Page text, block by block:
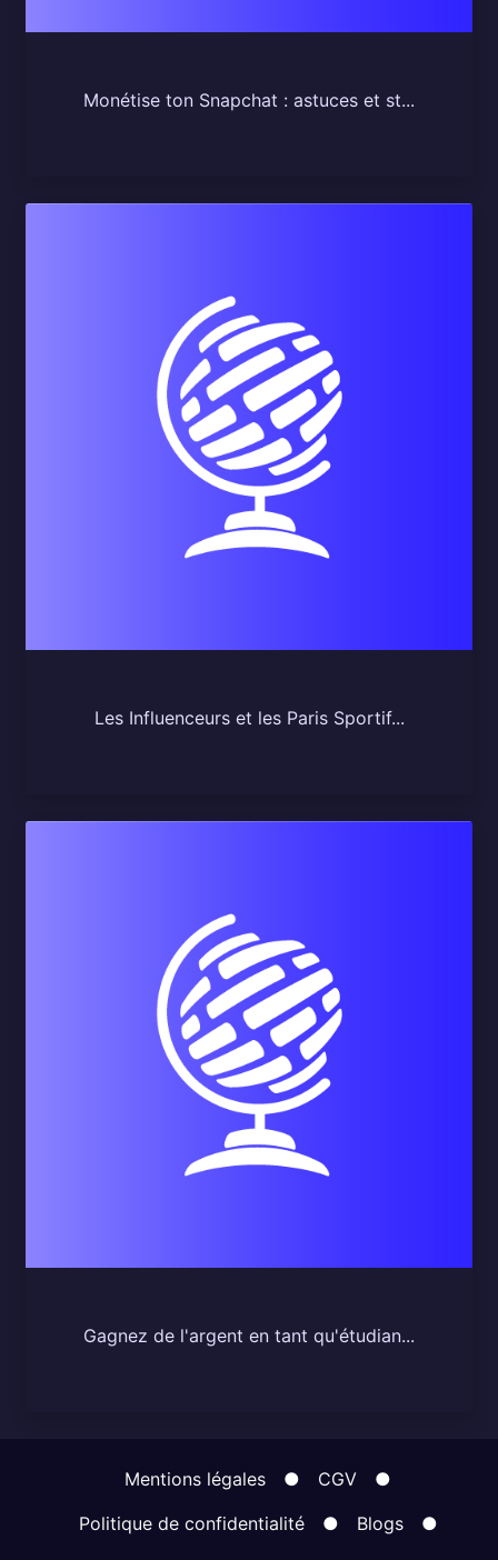
Monétise ton Snapchat : astuces et st...
Les Influenceurs et les Paris Sportif...
Gagnez de l'argent en tant qu'étudian...
Mentions légales ● CGV
●
Politique de confidentialité
● Blogs
●